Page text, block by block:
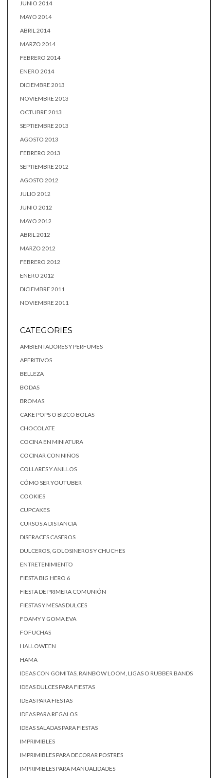
JUNIO 2014
MAYO 2014
ABRIL 2014
MARZO 2014
FEBRERO 2014
ENERO 2014
DICIEMBRE 2013
NOVIEMBRE 2013
OCTUBRE 2013
SEPTIEMBRE 2013
AGOSTO 2013
FEBRERO 2013
SEPTIEMBRE 2012
AGOSTO 2012
JULIO 2012
JUNIO 2012
MAYO 2012
ABRIL 2012
MARZO 2012
FEBRERO 2012
ENERO 2012
DICIEMBRE 2011
NOVIEMBRE 2011
CATEGORIES
AMBIENTADORES Y PERFUMES
APERITIVOS
BELLEZA
BODAS
BROMAS
CAKE POPS O BIZCO BOLAS
CHOCOLATE
COCINA EN MINIATURA
COCINAR CON NIÑOS
COLLARES Y ANILLOS
CÓMO SER YOUTUBER
COOKIES
CUPCAKES
CURSOS A DISTANCIA
DISFRACES CASEROS
DULCEROS, GOLOSINEROS Y CHUCHES
ENTRETENIMIENTO
FIESTA BIG HERO 6
FIESTA DE PRIMERA COMUNIÓN
FIESTAS Y MESAS DULCES
FOAMY Y GOMA EVA
FOFUCHAS
HALLOWEEN
HAMA
IDEAS CON GOMITAS, RAINBOW LOOM, LIGAS O RUBBER BANDS
IDEAS DULCES PARA FIESTAS
IDEAS PARA FIESTAS
IDEAS PARA REGALOS
IDEAS SALADAS PARA FIESTAS
IMPRIMIBLES
IMPRIMIBLES PARA DECORAR POSTRES
IMPRIMIBLES PARA MANUALIDADES